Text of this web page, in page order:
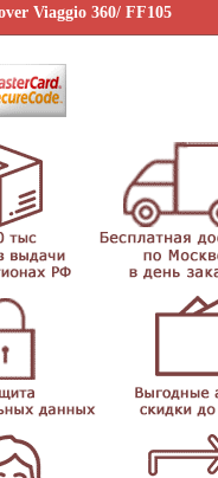
Viaggio 360/ FF105